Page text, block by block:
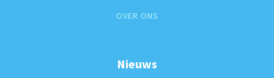
OVER ONS
Nieuws